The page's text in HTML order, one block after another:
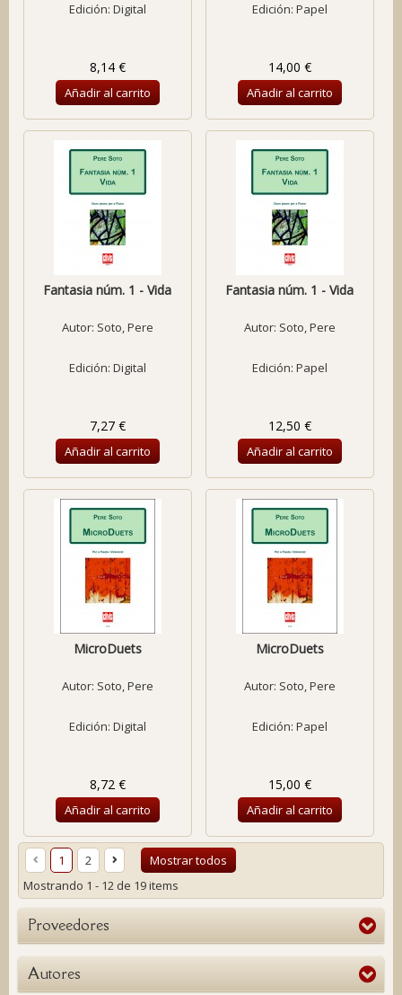
Edición: Digital
8,14 €
Añadir al carrito
Edición: Papel
14,00 €
Añadir al carrito
Fantasia núm. 1 - Vida
Autor: Soto, Pere
Edición: Digital
7,27 €
Añadir al carrito
Fantasia núm. 1 - Vida
Autor: Soto, Pere
Edición: Papel
12,50 €
Añadir al carrito
MicroDuets
Autor: Soto, Pere
Edición: Digital
8,72 €
Añadir al carrito
MicroDuets
Autor: Soto, Pere
Edición: Papel
15,00 €
Añadir al carrito
Mostrar todos
1
2
Mostrando 1 - 12 de 19 items
Proveedores
Autores